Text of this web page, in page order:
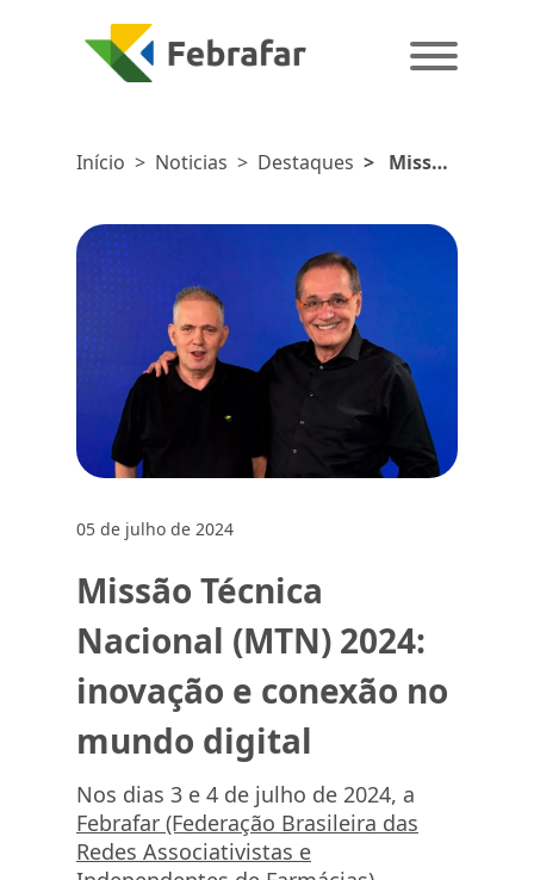
Início > Noticias > Destaques > Missão
Nacional
2024:
inovação e
conexão
no mundo
digital
05 de julho de 2024
Missão Técnica
Nacional (MTN) 2024:
inovação e conexão no
mundo digital
Nos dias 3 e 4 de julho de 2024, a
Febrafar (Federação Brasileira das
Redes Associativistas e